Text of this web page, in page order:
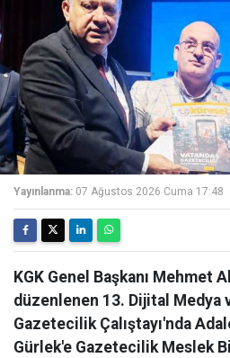
Yayınlanma: 07 Ağustos 2026 Cuma 17:48
KGK Genel Başkanı Mehmet
düzenlenen 13. Dijital Medya
Gazetecilik Çalıştayı'nda
Gürlek'e Gazetecilik Meslek